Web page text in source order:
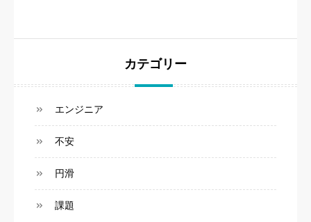
カテゴリー
エンジニア
不安
円滑
課題